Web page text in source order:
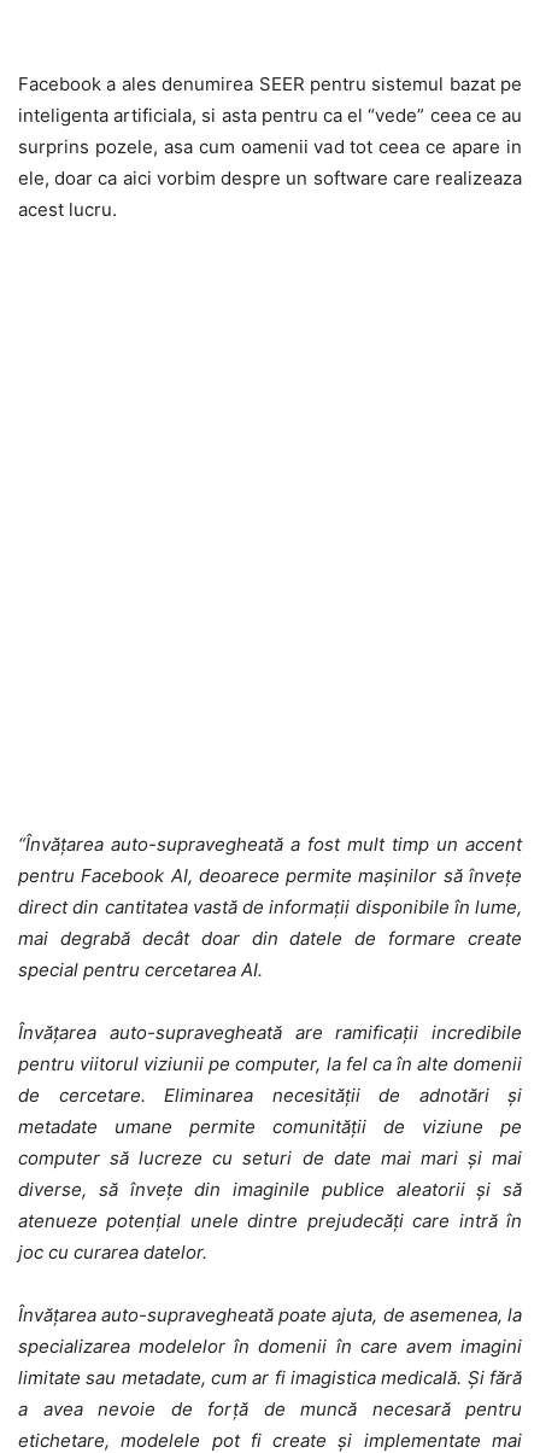
Facebook a ales denumirea SEER pentru sistemul bazat pe
inteligenta artificiala, si asta pentru ca el “vede” ceea ce au
surprins pozele, asa cum oamenii vad tot ceea ce apare in
ele, doar ca aici vorbim despre un software care realizeaza
acest lucru.
“Învățarea auto-supravegheată a fost mult timp un accent
pentru Facebook AI, deoarece permite mașinilor să învețe
direct din cantitatea vastă de informații disponibile în lume,
mai degrabă decât doar din datele de formare create
special pentru cercetarea AI.
Învățarea auto-supravegheată are ramificații incredibile
pentru viitorul viziunii pe computer, la fel ca în alte domenii
de cercetare. Eliminarea necesității de adnotări și
metadate umane permite comunității de viziune pe
computer să lucreze cu seturi de date mai mari și mai
diverse, să învețe din imaginile publice aleatorii și să
atenueze potențial unele dintre prejudecăți care intră în
joc cu curarea datelor.
Învățarea auto-supravegheată poate ajuta, de asemenea, la
specializarea modelelor în domenii în care avem imagini
limitate sau metadate, cum ar fi imagistica medicală. Și fără
a avea nevoie de forță de muncă necesară pentru
etichetare, modelele pot fi create și implementate mai